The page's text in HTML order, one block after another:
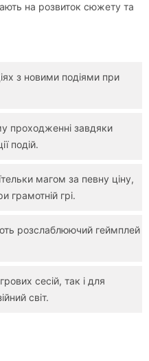
на розвиток сюжету та
з новими подіями при
проходженні завдяки
подій.
магом за певну ціну,
грамотній грі.
розслаблюючий геймплей
сесій, так і для
світ.